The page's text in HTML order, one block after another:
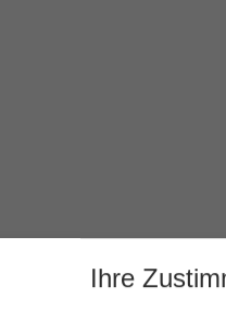
Ihre